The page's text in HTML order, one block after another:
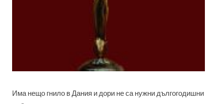
Има нещо гнило в Дания и дори не са нужни дългогодишни